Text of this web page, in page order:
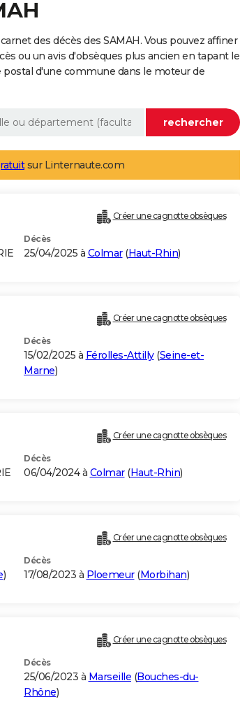
des décès des SAMAH. Vous pouvez affiner
ou un avis d'obsèques plus ancien en tapant le
d'une commune dans le moteur de
sur Linternaute.com
Créer une cagnotte obsèques
Décès
25/04/2025 à Colmar(Haut-Rhin)
Créer une cagnotte obsèques
Décès
15/02/2025 à Férolles-Attilly(Seine-et-
Marne)
Créer une cagnotte obsèques
Décès
06/04/2024 à Colmar(Haut-Rhin)
Créer une cagnotte obsèques
)
Décès
17/08/2023 à Ploemeur(Morbihan)
Créer une cagnotte obsèques
Décès
25/06/2023 à Marseille (Bouches-du-
Rhône)